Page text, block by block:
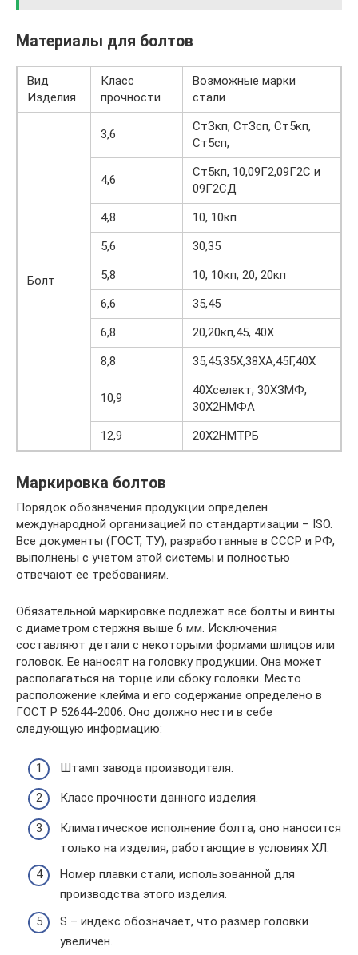
Материалы для болтов
Вид
Изделия
Класс
прочности
Возможные марки
стали
Болт
3,6
СтЗкп, СтЗсп, Ст5кп,
Ст5сп,
4,6
Ст5кп, 10,09Г2,09Г2С и
09Г2СД
4,8
10, 10кп
5,6
30,35
5,8
10, 10кп, 20, 20кп
6,6
35,45
6,8
20,20кп,45, 40Х
8,8
35,45,35Х,38ХА,45Г,40Х
10,9
40Хселект, 30ХЗМФ,
30Х2НМФА
12,9
20Х2НМТРБ
Маркировка болтов
Порядок обозначения продукции определен
международной организацией по стандартизации – ISO.
Все документы (ГОСТ, ТУ), разработанные в СССР и РФ,
выполнены с учетом этой системы и полностью
отвечают ее требованиям.
Обязательной маркировке подлежат все болты и винты
с диаметром стержня выше 6 мм. Исключения
составляют детали с некоторыми формами шлицов или
головок. Ее наносят на головку продукции. Она может
располагаться на торце или сбоку головки. Место
расположение клейма и его содержание определено в
ГОСТ Р 52644-2006. Оно должно нести в себе
следующую информацию:
Штамп завода производителя.
Класс прочности данного изделия.
Климатическое исполнение болта, оно наносится
только на изделия, работающие в условиях ХЛ.
Номер плавки стали, использованной для
производства этого изделия.
S – индекс обозначает, что размер головки
увеличен.